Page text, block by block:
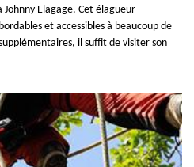
Elagage. Cet élagueur
et accessibles à beaucoup de
il suffit de visiter son